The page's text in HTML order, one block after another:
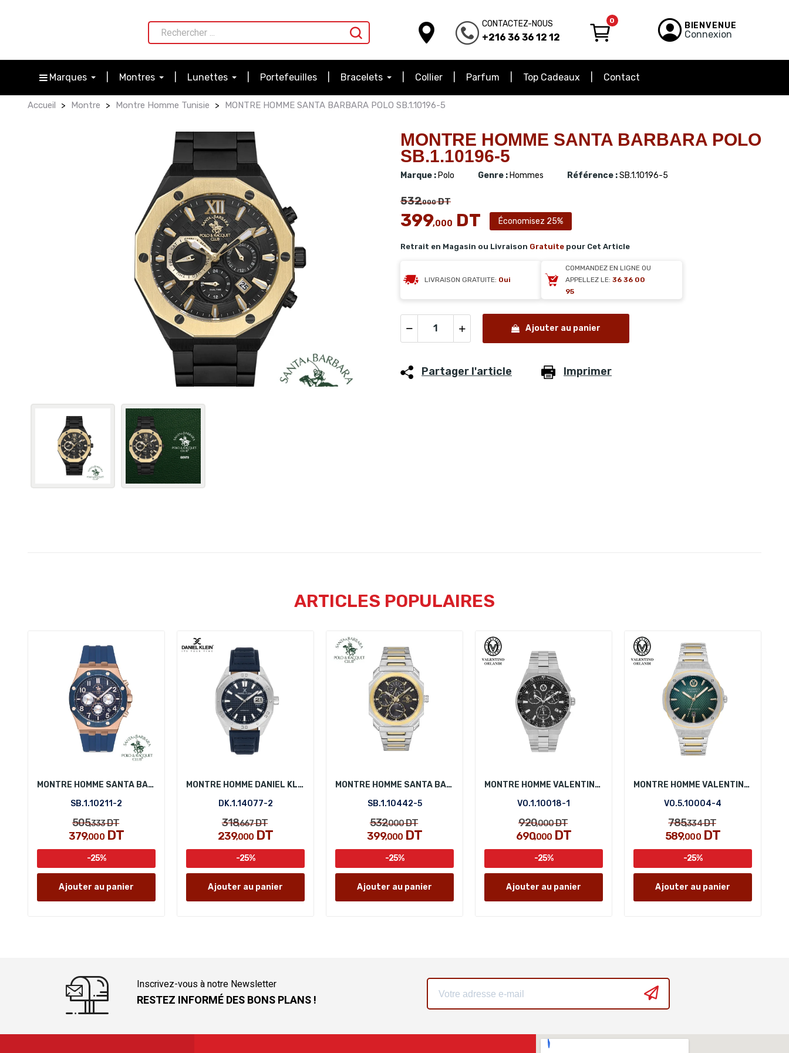
CONTACTEZ-NOUS
+216 36 36 12 12
0 BIENVENUE
Connexion
Marques Montres Lunettes Portefeuilles Bracelets Collier Parfum Top Cadeaux Contact
Accueil Montre Montre Homme Tunisie MONTRE HOMME SANTA BARBARA POLO SB.1.10196-5
MONTRE HOMME SANTA BARBARA POLO
SB.1.10196-5
Marque : Polo Genre : Hommes Référence :SB.1.10196-5
532,000DT
399,000 DT Économisez 25%
Retrait en Magasin ou Livraison Gratuite pour Cet Article
LIVRAISON GRATUITE: Oui
COMMANDEZ EN LIGNE OU
APPELLEZ LE: 36 36 00
95
Ajouter au panier
Partager l'article Imprimer
ARTICLES POPULAIRES
MONTRE HOMME SANTA BARBARA POLO SB.1.10211-2
SB.1.10211-2
505,333DT
379,000DT
-25%
Ajouter au panier
MONTRE HOMME DANIEL KLEIN DK.1.14077-2
DK.1.14077-2
318,667DT
239,000 DT
-25%
Ajouter au panier
MONTRE HOMME SANTA BARBARA POLO SB.1.10442-5
SB.1.10442-5
532,000DT
399,000 DT
-25%
Ajouter au panier
MONTRE HOMME VALENTINO ORLANDI VO.1.10018-1
VO.1.10018-1
920,000DT
690,000 DT
-25%
Ajouter au panier
MONTRE HOMME VALENTINO ORLANDI VO.5.10004-4
VO.5.10004-4
785,334DT
589,000DT
-25%
Ajouter au panier
Inscrivez-vous à notre Newsletter
RESTEZ INFORMÉ DES BONS PLANS !